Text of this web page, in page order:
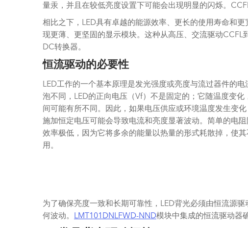
量汞，并且在较低亮度设置下可能会出现明显的闪烁。
相比之下，LED具有卓越的能源效率、更长的使用寿命和
现更薄、更坚固的显示模块。这种从高压、交流驱动
DC转换器。
恒流驱动的必要性
LED工作的一个基本原理是发光强度或亮度与流过器件的
泡不同，LED的正向电压（Vf）不是固定的；它随温度变化
间可能有所不同。因此，如果电压供应或环境温度发生变
施加恒定电压可能会导致电流和亮度显著波动。简单的电
效率极低，因为它将多余的能量以热量的形式耗散掉，使
用。
为了确保亮度一致和长期可靠性，LED背光必须由恒流源
何波动。 LMT101DNLFWD-NND模块中集成的恒流驱动器